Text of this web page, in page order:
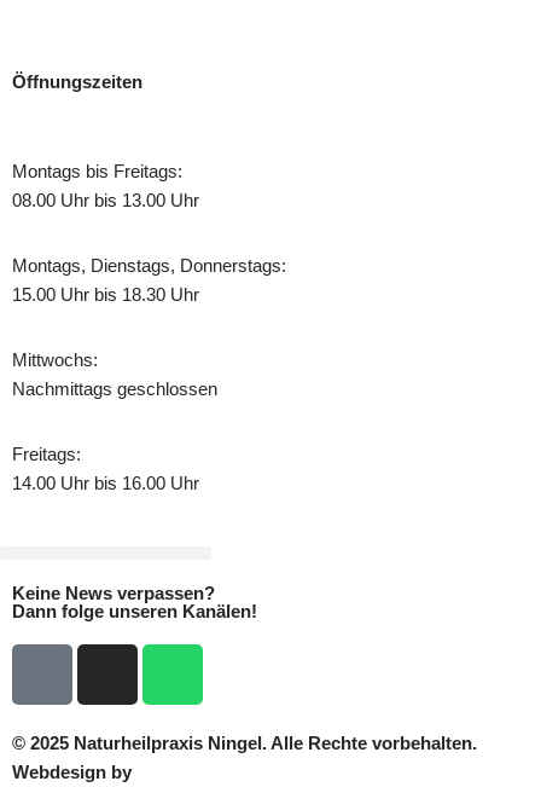
Öffnungszeiten
Montags bis Freitags:
08.00 Uhr bis 13.00 Uhr
Montags, Dienstags, Donnerstags:
15.00 Uhr bis 18.30 Uhr
Mittwochs:
Nachmittags geschlossen
Freitags:
14.00 Uhr bis 16.00 Uhr
Keine News verpassen?
Dann folge unseren Kanälen!
© 2025 Naturheilpraxis Ningel. Alle Rechte vorbehalten.
Webdesign by